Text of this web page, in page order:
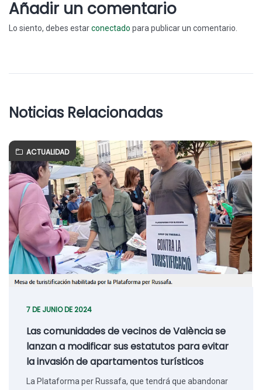
Añadir un comentario
Lo siento, debes estarconectado para publicar un comentario.
Noticias Relacionadas
ACTUALIDAD
7 DE JUNIO DE 2024
Las comunidades de vecinos de València se
lanzan a modificar sus estatutos para evitar
la invasión de apartamentos turísticos
La Plataforma per Russafa, que tendrá que abandonar